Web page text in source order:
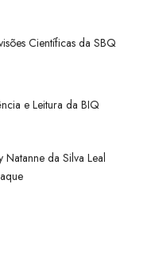
Científicas da SBQ
e Leitura da BIQ
Natanne da Silva Leal